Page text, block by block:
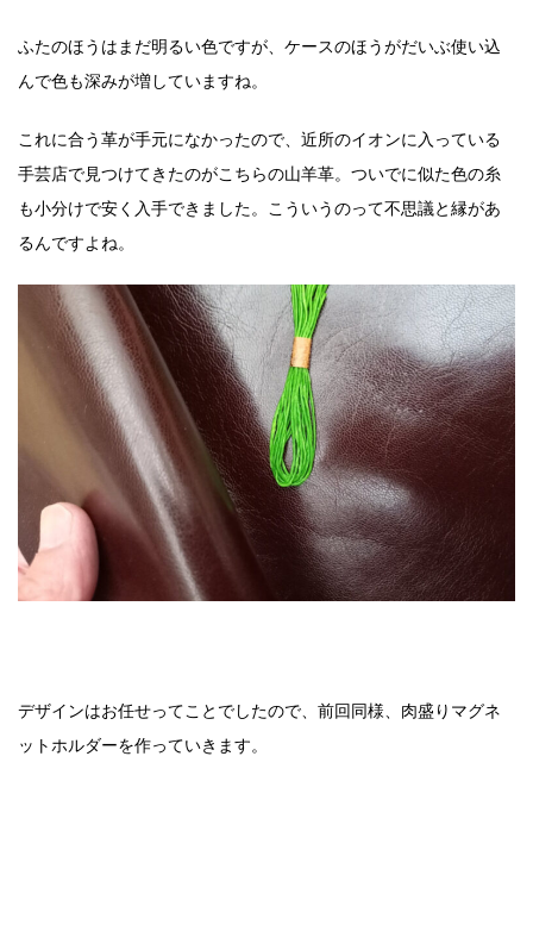
ふたのほうはまだ明るい色ですが、ケースのほうがだいぶ使い込
んで色も深みが増していますね。
これに合う革が手元になかったので、近所のイオンに入っている
手芸店で見つけてきたのがこちらの山羊革。ついでに似た色の糸
も小分けで安く入手できました。こういうのって不思議と縁があ
るんですよね。
デザインはお任せってことでしたので、前回同様、肉盛りマグネ
ットホルダーを作っていきます。